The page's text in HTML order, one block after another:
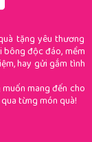
tặng yêu thương
bông độc đáo, mềm
hay gửi gắm tình
mang đến cho
từng món quà!